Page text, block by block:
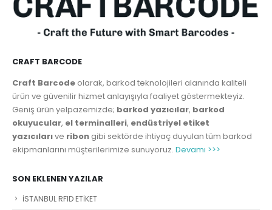
CRAFT BARCODE
Craft Barcode olarak, barkod teknolojileri alanında kaliteli
ürün ve güvenilir hizmet anlayışıyla faaliyet göstermekteyiz.
Geniş ürün yelpazemizde; barkod yazıcılar, barkod
okuyucular, el terminalleri, endüstriyel etiket
yazıcılarıve ribon gibi sektörde ihtiyaç duyulan tüm barkod
ekipmanlarını müşterilerimize sunuyoruz. Devamı >>>
SON EKLENEN YAZILAR
İSTANBUL RFID ETİKET